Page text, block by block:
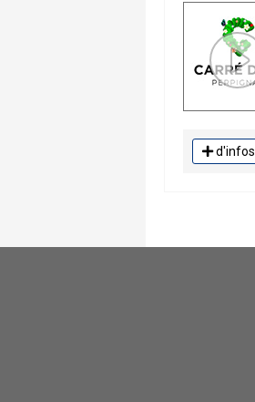
d'infos